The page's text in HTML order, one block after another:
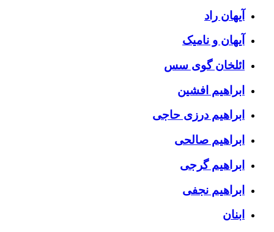
آیهان راد
آیهان و نامیک
ائلخان گوی سس
ابراهیم افشین
ابراهیم درزی حاجی
ابراهیم صالحی
ابراهیم گرجی
ابراهیم نجفی
ابنان